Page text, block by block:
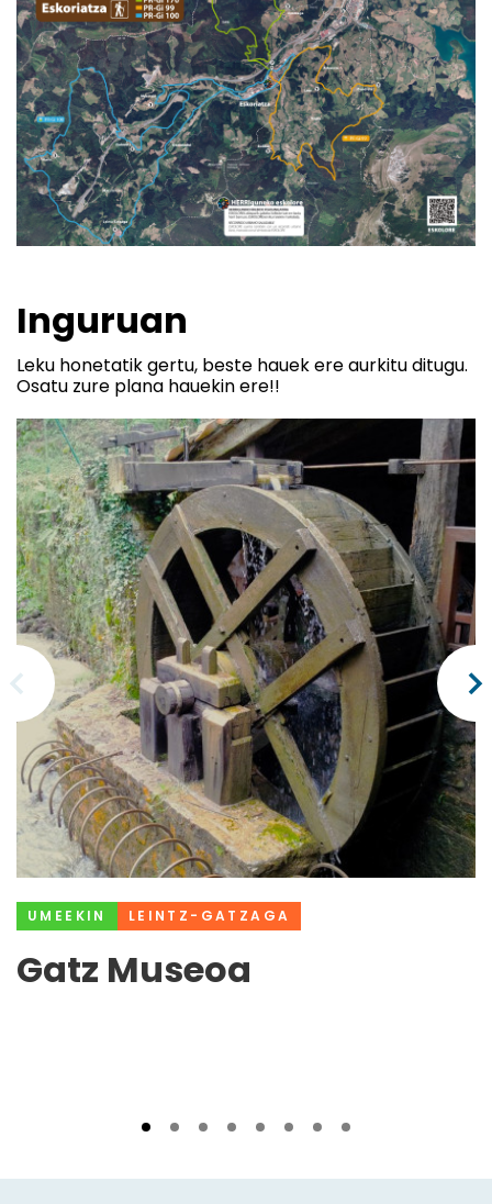
Inguruan
Leku honetatik gertu, beste hauek ere aurkitu ditugu.
Osatu zure plana hauekin ere!!
UMEEKIN LEINTZ-GATZAGA
Gatz Museoa